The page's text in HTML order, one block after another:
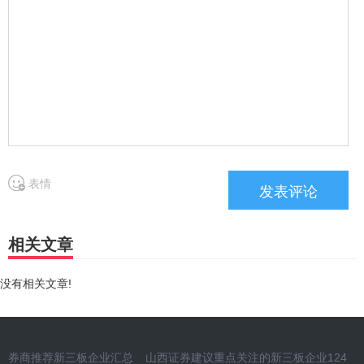
表情
相关文章
没有相关文章!
券商推荐新三板企业汇总 山西证券建议重点关注的新三板企业124